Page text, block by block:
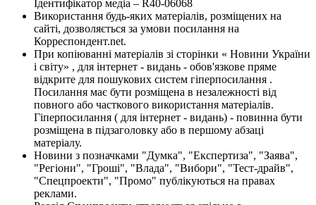
Ідентифікатор медіа – R40-06068
Використання будь-яких матеріалів, розміщених на
сайті, дозволяється за умови посилання на
Корреспондент.net.
При копіюванні матеріалів зі сторінки « Новини України
і світу» , для інтернет - видань - обов'язкове пряме
відкрите для пошукових систем гіперпосилання .
Посилання має бути розміщена в незалежності від
повного або часткового використання матеріалів.
Гіперпосилання ( для інтернет - видань) - повинна бути
розміщена в підзаголовку або в першому абзаці
матеріалу.
Новини з позначками "Думка", "Експертиза", "Заява",
"Регіони", "Гроші", "Влада", "Вибори", "Тест-драйв",
"Спецпроекти", "Промо" публікуються на правах
реклами.